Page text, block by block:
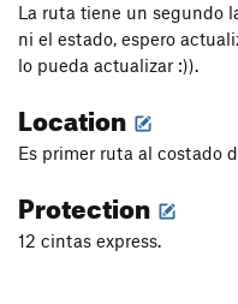
La ruta tiene un segundo
ni el estado, espero
lo pueda actualizar :)).
Location
Es primer ruta al costado
Protection
12 cintas express.